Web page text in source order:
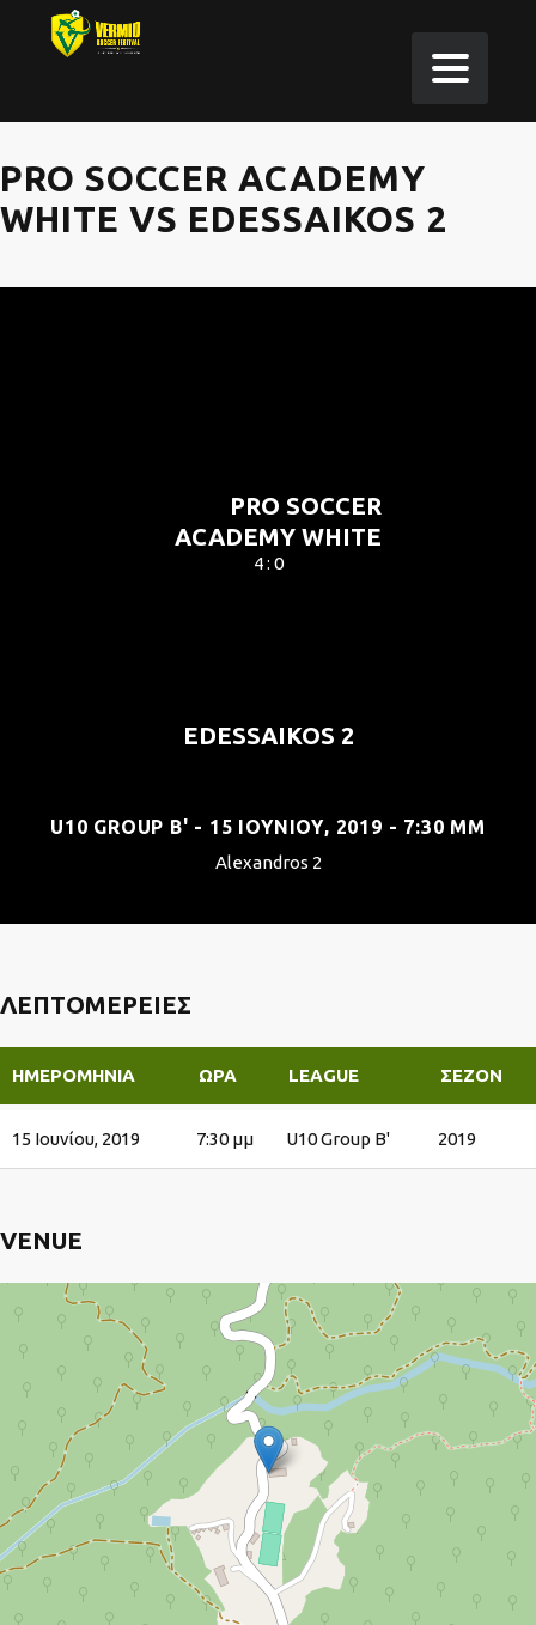
PRO SOCCER ACADEMY
WHITE VS EDESSAIKOS 2
PRO SOCCER
ACADEMY WHITE
4 : 0
EDESSAIKOS 2
U10 GROUP B' - 15 ΙΟΥΝΊΟΥ, 2019 - 7:30 ΜΜ
Alexandros 2
ΛΕΠΤΟΜΈΡΕΙΕΣ
ΗΜΕΡΟΜΗΝΊΑ ΏΡΑ LEAGUE ΣΕΖΌΝ
15 Ιουνίου, 2019 7:30 μμ U10 Group B' 2019
VENUE